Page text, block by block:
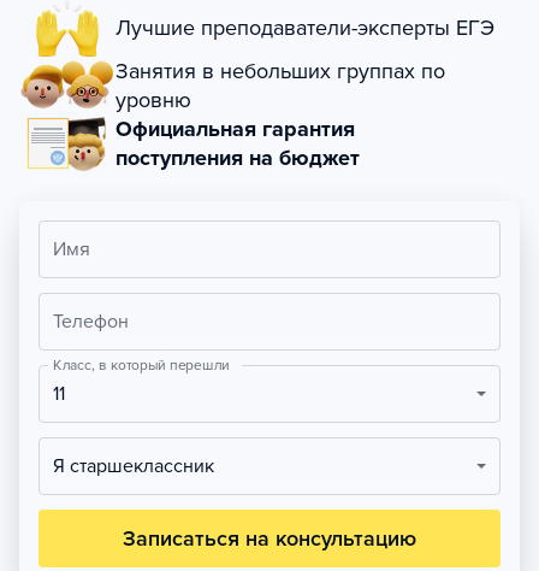
Лучшие преподаватели-эксперты ЕГЭ
Занятия в небольших группах по
уровню
Официальная гарантия
поступления на бюджет
Имя
Телефон
Класс, в который перешли
11
Я старшеклассник
Записаться на консультацию